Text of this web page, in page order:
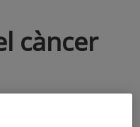
càncer
5% dels tumors